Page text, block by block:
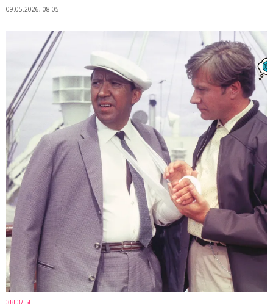
09.05.2026, 08:05
ЗВЕЗДЫ